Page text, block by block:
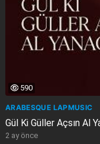
590
ARABESQUE LAPMUSIC
Gül Ki Güller Açsın Al
2 ay önce